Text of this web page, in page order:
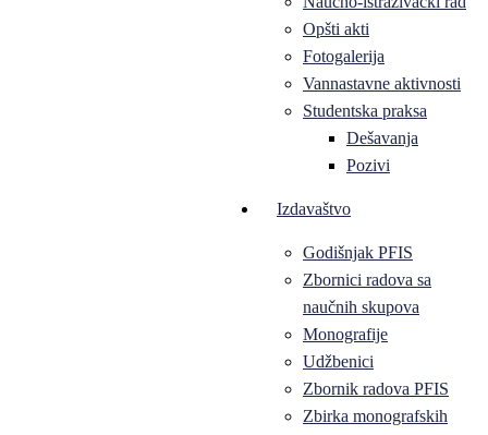
Opšti akti
Fotogalerija
Vannastavne aktivnosti
Studentska praksa
Dešavanja
Pozivi
Izdavaštvo
Godišnjak PFIS
Zbornici radova sa
naučnih skupova
Monografije
Udžbenici
Zbornik radova PFIS
Zbirka monografskih